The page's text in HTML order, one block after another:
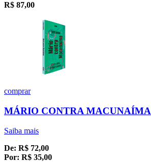
R$ 87,00
comprar
MÁRIO CONTRA MACUNAÍMA
Saiba mais
De: R$ 72,00
Por: R$ 35,00